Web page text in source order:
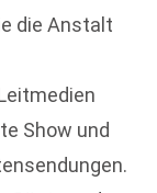
die Anstalt
Show und